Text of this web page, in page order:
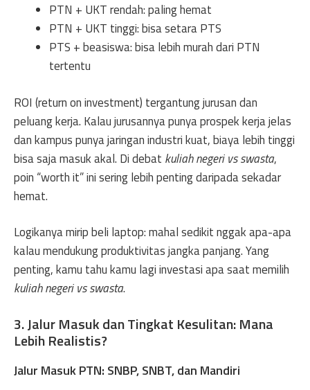
PTN + UKT rendah: paling hemat
PTN + UKT tinggi: bisa setara PTS
PTS + beasiswa: bisa lebih murah dari PTN
tertentu
ROI (return on investment) tergantung jurusan dan
peluang kerja. Kalau jurusannya punya prospek kerja jelas
dan kampus punya jaringan industri kuat, biaya lebih tinggi
bisa saja masuk akal. Di debat kuliah negeri vs swasta,
poin “worth it” ini sering lebih penting daripada sekadar
hemat.
Logikanya mirip beli laptop: mahal sedikit nggak apa-apa
kalau mendukung produktivitas jangka panjang. Yang
penting, kamu tahu kamu lagi investasi apa saat memilih
kuliah negeri vs swasta.
3. Jalur Masuk dan Tingkat Kesulitan: Mana
Lebih Realistis?
Jalur Masuk PTN: SNBP, SNBT, dan Mandiri